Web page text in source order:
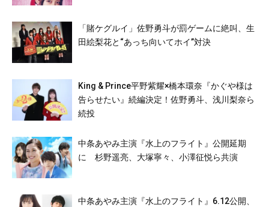
「賭ケグルイ」佐野勇斗が罰ゲームに絶叫、生
田絵梨花と“あっち向いてホイ”対決
King & Prince平野紫耀×橋本環奈『かぐや様は
告らせたい』続編決定！佐野勇斗、浅川梨奈ら
続投
中条あやみ主演『水上のフライト』公開延期
に 杉野遥亮、大塚寧々、小澤征悦ら共演
中条あやみ主演『水上のフライト』6.12公開、